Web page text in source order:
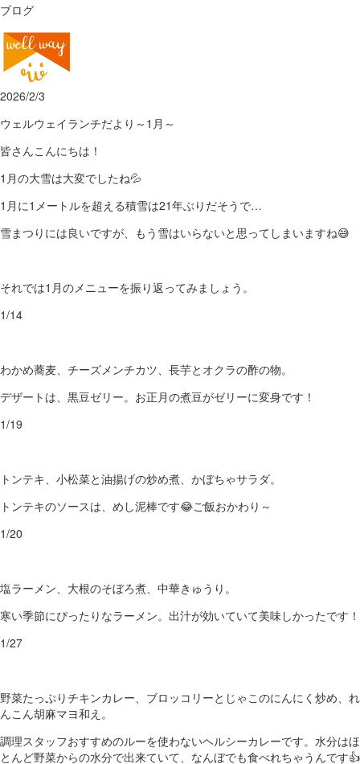
ブログ
2026/2/3
ウェルウェイランチだより～1月～
皆さんこんにちは！
1月の大雪は大変でしたね💦
1月に1メートルを超える積雪は21年ぶりだそうで…
雪まつりには良いですが、もう雪はいらないと思ってしまいますね😅
それでは1月のメニューを振り返ってみましょう。
1/14
わかめ蕎麦、チーズメンチカツ、長芋とオクラの酢の物。
デザートは、黒豆ゼリー。お正月の煮豆がゼリーに変身です！
1/19
トンテキ、小松菜と油揚げの炒め煮、かぼちゃサラダ。
トンテキのソースは、めし泥棒です😂ご飯おかわり～
1/20
塩ラーメン、大根のそぼろ煮、中華きゅうり。
寒い季節にぴったりなラーメン。出汁が効いていて美味しかったです！
1/27
野菜たっぷりチキンカレー、ブロッコリーとじゃこのにんにく炒め、れ
んこん胡麻マヨ和え。
調理スタッフおすすめのルーを使わないヘルシーカレーです。水分はほ
とんど野菜からの水分で出来ていて、なんぼでも食べれちゃうんです👍